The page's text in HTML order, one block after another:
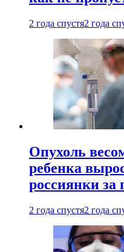
2 года спустя2 года
Опухоль
ребенка
россиянки за
2 года спустя2 года